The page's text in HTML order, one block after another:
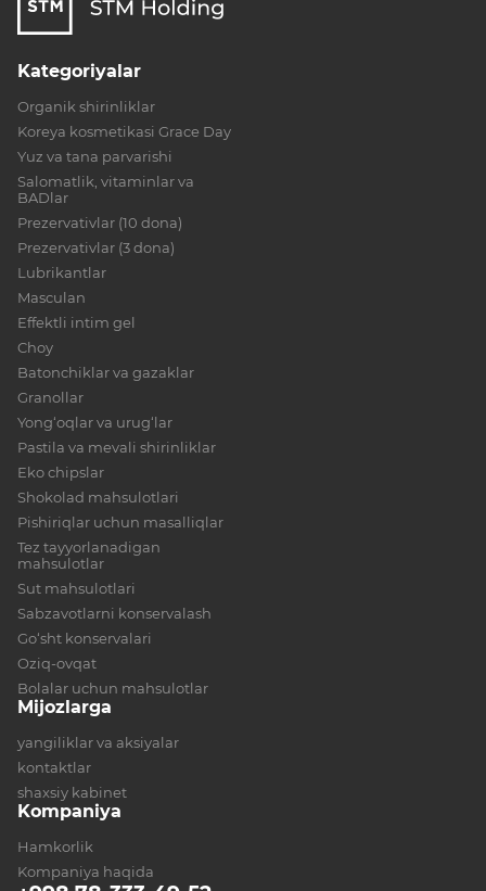
Kategoriyalar
Organik shirinliklar
Koreya kosmetikasi Grace Day
Yuz va tana parvarishi
Salomatlik, vitaminlar va
BADlar
Prezervativlar (10 dona)
Prezervativlar (3 dona)
Lubrikantlar
Masculan
Effektli intim gel
Choy
Batonchiklar va gazaklar
Granollar
Yong‘oqlar va urug‘lar
Pastila va mevali shirinliklar
Eko chipslar
Shokolad mahsulotlari
Pishiriqlar uchun masalliqlar
Tez tayyorlanadigan
mahsulotlar
Sut mahsulotlari
Sabzavotlarni konservalash
Go‘sht konservalari
Oziq-ovqat
Bolalar uchun mahsulotlar
Mijozlarga
yangiliklar va aksiyalar
kontaktlar
shaxsiy kabinet
Kompaniya
Hamkorlik
Kompaniya haqida